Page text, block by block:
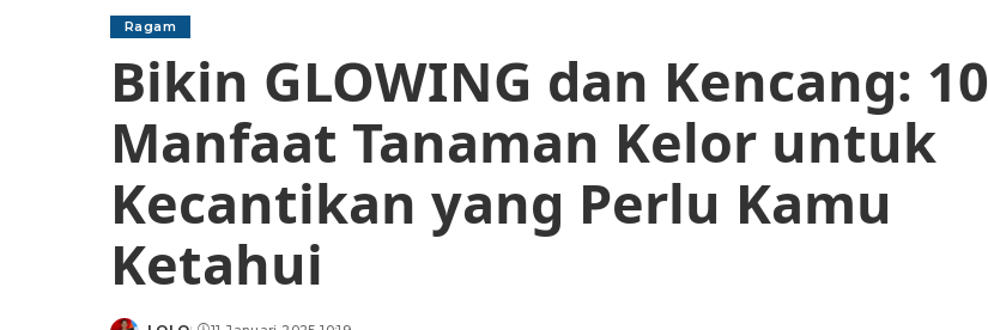
Ragam
Bikin GLOWING dan Kencang: 10
Manfaat Tanaman Kelor untuk
Kecantikan yang Perlu Kamu
Ketahui